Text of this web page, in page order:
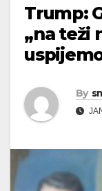
Trump:
„na teži
By